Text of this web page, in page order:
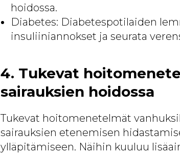
hoidossa.
Diabetes: Diabetespotilaiden
insuliiniannokset ja seurata
4. Tukevat
sairauksien hoidossa
Tukevat hoitomenetelmät
sairauksien etenemisen
ylläpitämiseen. Näihin kuuluu